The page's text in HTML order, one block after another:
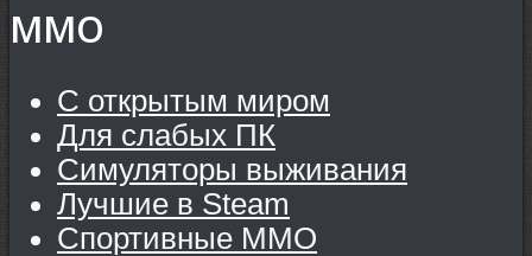
MMO
С открытым миром
Для слабых ПК
Симуляторы выживания
Лучшие в Steam
Спортивные MMO